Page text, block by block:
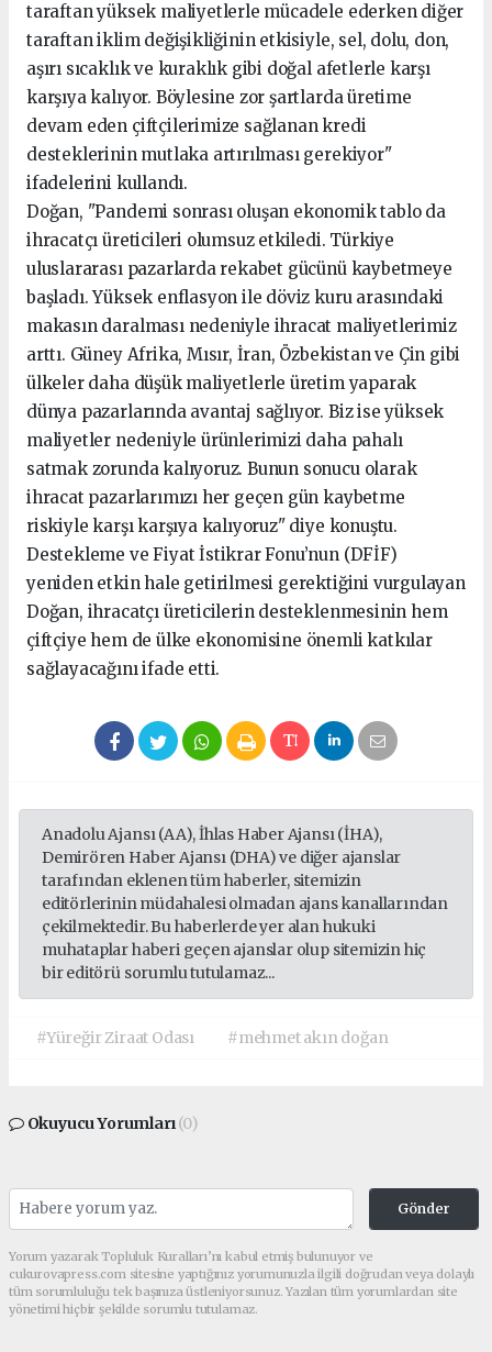
taraftan yüksek maliyetlerle mücadele ederken diğer
taraftan iklim değişikliğinin etkisiyle, sel, dolu, don,
aşırı sıcaklık ve kuraklık gibi doğal afetlerle karşı
karşıya kalıyor. Böylesine zor şartlarda üretime
devam eden çiftçilerimize sağlanan kredi
desteklerinin mutlaka artırılması gerekiyor"
ifadelerini kullandı.
Doğan, "Pandemi sonrası oluşan ekonomik tablo da
ihracatçı üreticileri olumsuz etkiledi. Türkiye
uluslararası pazarlarda rekabet gücünü kaybetmeye
başladı. Yüksek enflasyon ile döviz kuru arasındaki
makasın daralması nedeniyle ihracat maliyetlerimiz
arttı. Güney Afrika, Mısır, İran, Özbekistan ve Çin gibi
ülkeler daha düşük maliyetlerle üretim yaparak
dünya pazarlarında avantaj sağlıyor. Biz ise yüksek
maliyetler nedeniyle ürünlerimizi daha pahalı
satmak zorunda kalıyoruz. Bunun sonucu olarak
ihracat pazarlarımızı her geçen gün kaybetme
riskiyle karşı karşıya kalıyoruz" diye konuştu.
Destekleme ve Fiyat İstikrar Fonu’nun (DFİF)
yeniden etkin hale getirilmesi gerektiğini vurgulayan
Doğan, ihracatçı üreticilerin desteklenmesinin hem
çiftçiye hem de ülke ekonomisine önemli katkılar
sağlayacağını ifade etti.
Anadolu Ajansı (AA), İhlas Haber Ajansı (İHA),
Demirören Haber Ajansı (DHA) ve diğer ajanslar
tarafından eklenen tüm haberler, sitemizin
editörlerinin müdahalesi olmadan ajans kanallarından
çekilmektedir. Bu haberlerde yer alan hukuki
muhataplar haberi geçen ajanslar olup sitemizin hiç
bir editörü sorumlu tutulamaz...
#Yüreğir Ziraat Odası #mehmet akın doğan
Okuyucu Yorumları(0)
Gönder
Yorum yazarak Topluluk Kuralları’nı kabul etmiş bulunuyor ve
cukurovapress.com sitesine yaptığınız yorumunuzla ilgili doğrudan veya dolaylı
tüm sorumluluğu tek başınıza üstleniyorsunuz. Yazılan tüm yorumlardan site
yönetimi hiçbir şekilde sorumlu tutulamaz.